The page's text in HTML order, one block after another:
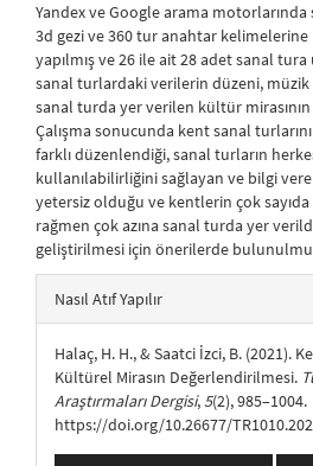
Yandex ve Google arama
3d gezi ve 360 tur anahtar kelimelerine
yapılmış ve 26 ile ait 28 adet sanal tura
sanal turlardaki verilerin düzeni,
sanal turda yer verilen kültür mirasının
Çalışma sonucunda kent sanal
farklı düzenlendiği, sanal turların
kullanılabilirliğini sağlayan ve bilgi
yetersiz olduğu ve kentlerin çok
rağmen çok azına sanal turda yer
geliştirilmesi için önerilerde
Nasıl Atıf Yapılır
Halaç, H. H., & Saatci İzci, B. (2021).
Kültürel Mirasın Değerlendirilmesi.
Araştırmaları Dergisi, 5(2), 985–1004.
https://doi.org/10.26677/